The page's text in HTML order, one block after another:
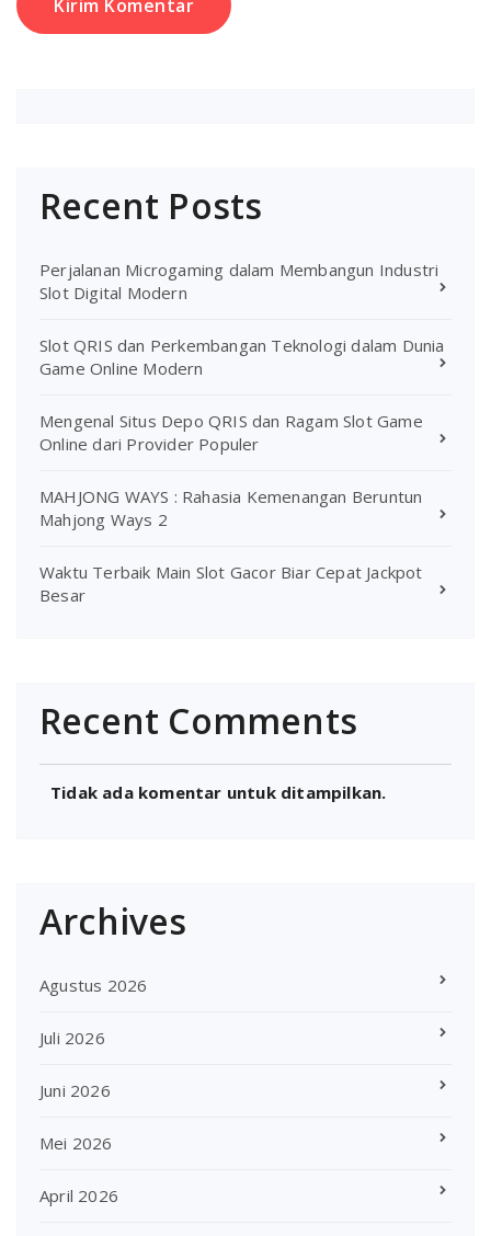
Recent Posts
Perjalanan Microgaming dalam Membangun Industri
Slot Digital Modern
Slot QRIS dan Perkembangan Teknologi dalam Dunia
Game Online Modern
Mengenal Situs Depo QRIS dan Ragam Slot Game
Online dari Provider Populer
MAHJONG WAYS : Rahasia Kemenangan Beruntun
Mahjong Ways 2
Waktu Terbaik Main Slot Gacor Biar Cepat Jackpot
Besar
Recent Comments
Tidak ada komentar untuk ditampilkan.
Archives
Agustus 2026
Juli 2026
Juni 2026
Mei 2026
April 2026